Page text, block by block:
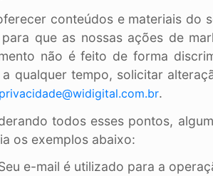
conteúdos e materiais do
que as nossas ações de
não é feito de forma
qualquer tempo, solicitar
privacidade@widigital.com.br.
todos esses pontos,
os exemplos abaixo:
e-mail é utilizado para a